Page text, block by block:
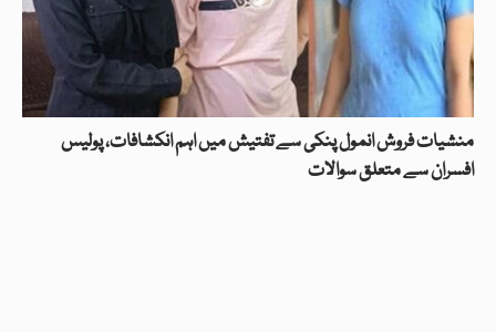
منشیات فروش انمول پنکی سے تفتیش میں اہم انکشافات، پولیس
افسران سے متعلق سوالات